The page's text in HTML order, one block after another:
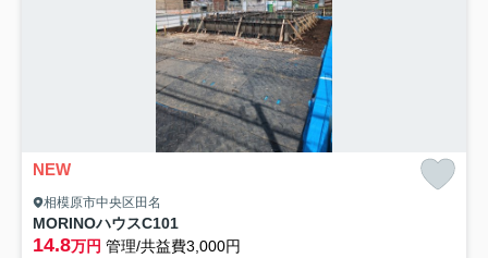
NEW
相模原市中央区田名
MORINOハウスC101
14.8万円 管理/共益費3,000円